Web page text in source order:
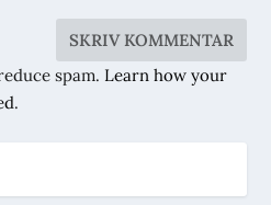
spam. Learn how your
.